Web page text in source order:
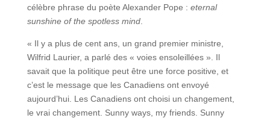
célèbre phrase du poète Alexander Pope : eternal
sunshine of the spotless mind.
« Il y a plus de cent ans, un grand premier ministre,
Wilfrid Laurier, a parlé des « voies ensoleillées ». Il
savait que la politique peut être une force positive, et
c’est le message que les Canadiens ont envoyé
aujourd’hui. Les Canadiens ont choisi un changement,
le vrai changement. Sunny ways, my friends. Sunny